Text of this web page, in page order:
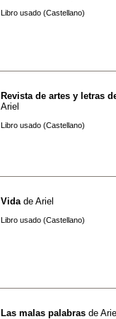
Libro usado (Castellano)
Revista de artes y letras
Ariel
Libro usado (Castellano)
Vida de Ariel
Libro usado (Castellano)
Las malas palabras de